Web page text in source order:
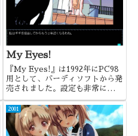
My Eyes!
『My Eyes!』は1992年にPC98
用として、バーディソフトから発
売されました。設定も非常に珍し
好きなゲームでした。
2001